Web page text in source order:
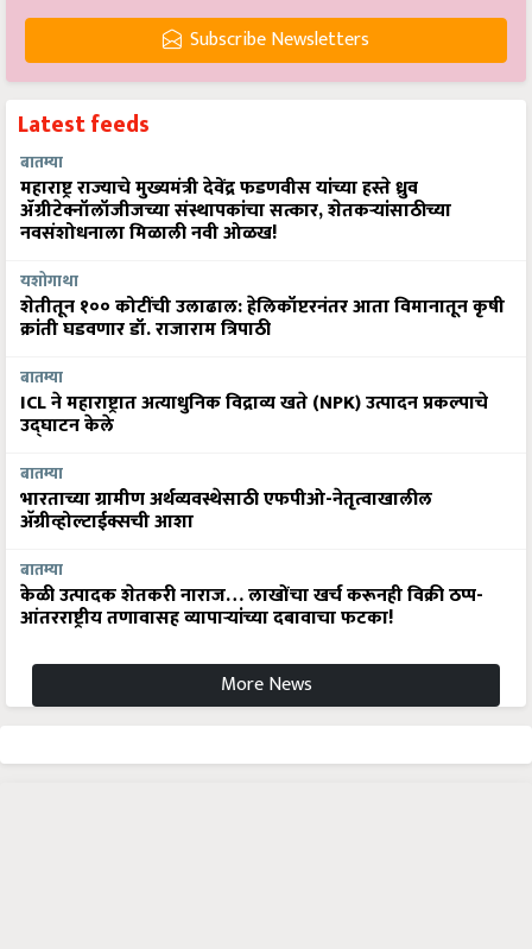
Subscribe Newsletters
Latest feeds
बातम्या
महाराष्ट्र राज्याचे मुख्यमंत्री देवेंद्र फडणवीस यांच्या हस्ते ध्रुव
ॲग्रीटेक्नॉलॉजीजच्या संस्थापकांचा सत्कार, शेतकऱ्यांसाठीच्या
नवसंशोधनाला मिळाली नवी ओळख!
यशोगाथा
शेतीतून १०० कोटींची उलाढाल: हेलिकॉप्टरनंतर आता विमानातून कृषी
क्रांती घडवणार डॉ. राजाराम त्रिपाठी
बातम्या
ICL ने महाराष्ट्रात अत्याधुनिक विद्राव्य खते (NPK) उत्पादन प्रकल्पाचे
उद्घाटन केले
बातम्या
भारताच्या ग्रामीण अर्थव्यवस्थेसाठी एफपीओ-नेतृत्वाखालील
अ‍ॅग्रीव्होल्टाईक्सची आशा
बातम्या
केळी उत्पादक शेतकरी नाराज… लाखोंचा खर्च करूनही विक्री ठप्प-
आंतरराष्ट्रीय तणावासह व्यापाऱ्यांच्या दबावाचा फटका!
More News